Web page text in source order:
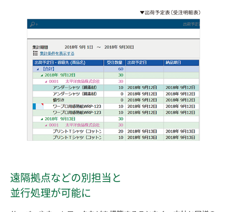
遠隔拠点などの別担当と
並行処理が可能に